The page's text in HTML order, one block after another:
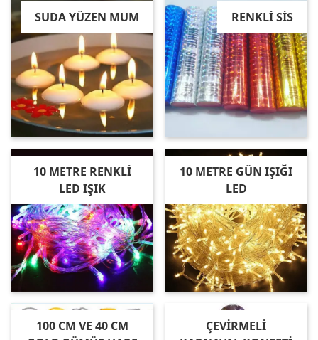
SUDA YÜZEN MUM RENKLİ SİS
10 METRE RENKLİ
LED IŞIK
10 METRE GÜN IŞIĞI
LED
100 CM VE 40 CM
ÇEVİRMELİ